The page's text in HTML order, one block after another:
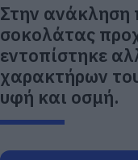
Στην ανάκληση
σοκολάτας
εντοπίστηκε
χαρακτήρων
υφή και οσμή.